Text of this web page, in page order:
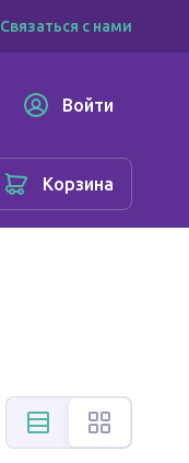
Связаться с нами
Войти
Корзина